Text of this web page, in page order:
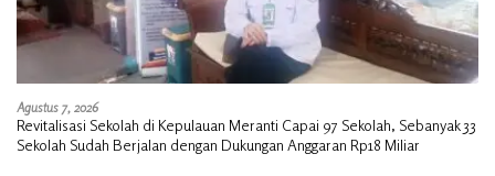
Agustus 7, 2026
Revitalisasi Sekolah di Kepulauan Meranti Capai 97 Sekolah, Sebanyak 33
Sekolah Sudah Berjalan dengan Dukungan Anggaran Rp18 Miliar